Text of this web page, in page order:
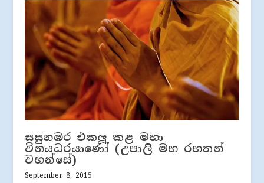
සසුනඹර එකලූ කළ මහා
විනයධරයාණෝ (උපාලි මහ රහතන්
වහන්සේ)
September 8, 2015